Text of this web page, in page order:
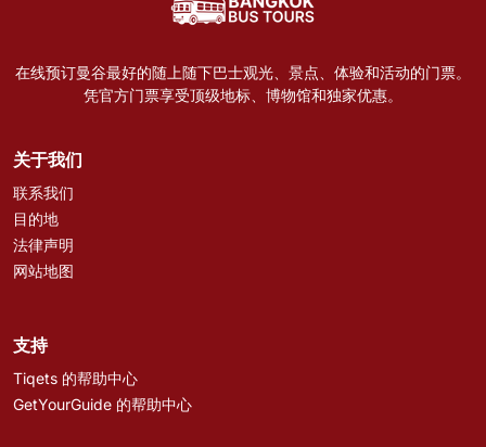
在线预订曼谷最好的随上随下巴士观光、景点、体验和活动的门票。
凭官方门票享受顶级地标、博物馆和独家优惠。
关于我们
联系我们
目的地
法律声明
网站地图
支持
Tiqets 的帮助中心
GetYourGuide 的帮助中心